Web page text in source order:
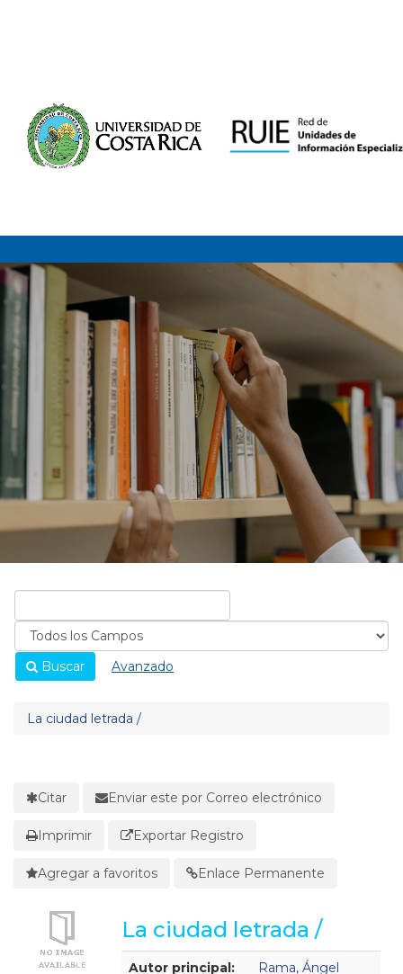
Buscar Avanzado
La ciudad letrada /
Citar Enviar este por Correo electrónico
Imprimir Exportar Registro
Agregar a favoritos Enlace Permanente
La ciudad letrada /
Detalles Bibliográficos
Autor principal: Rama, Ángel